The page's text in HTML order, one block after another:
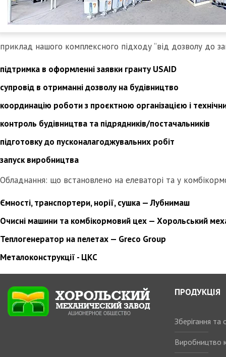
приклад нашого комплексного підходу “від дозволу до
підтримка в оформленні заявки гранту USAID
супровід в отриманні дозволу на будівництво
координацію роботи з проєктною організацією і
контроль будівництва та підрядників/постачальників
підготовку до пусконалагоджувальних робіт
запуск виробництва
Обладнання: що встановлено на елеваторі та у
Ємності, транспортери, норії, сушка — Лубнимаш
Очисні машини та комбікормовий цех — Хорольський
Теплогенератор на пелетах — Greco Group
Металоконструкції - ЦКС
ПРОДУКЦІЯ
Зберігання
Виробництво